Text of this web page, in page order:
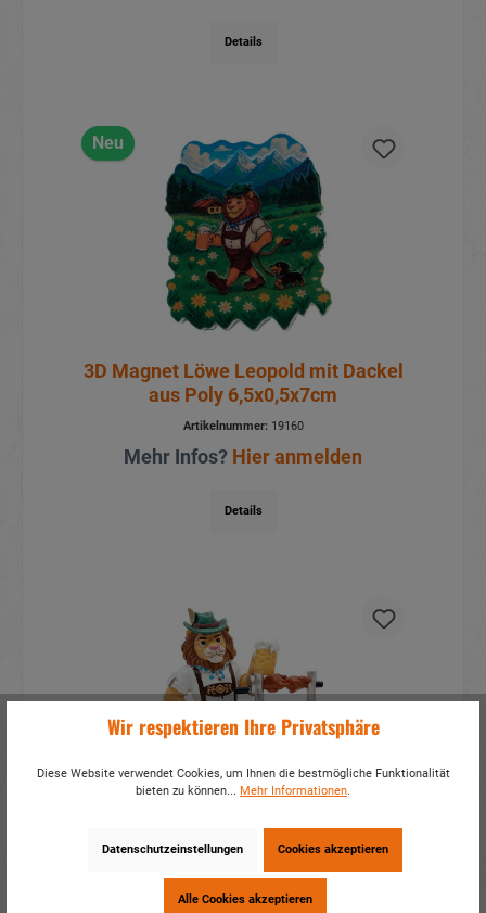
Details
Neu
3D Magnet Löwe Leopold mit Dackel
aus Poly 6,5x0,5x7cm
Artikelnummer:19160
Mehr Infos? Hier anmelden
Details
Löwe Leopold am Grill aus Poly
Artikelnummer:18658
Wir respektieren Ihre Privatsphäre
Diese Website verwendet Cookies, um Ihnen die bestmögliche Funktionalität
bieten zu können... Mehr Informationen.
Datenschutzeinstellungen Cookies akzeptieren
Alle Cookies akzeptieren